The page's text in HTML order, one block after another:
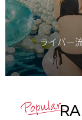
ライバー